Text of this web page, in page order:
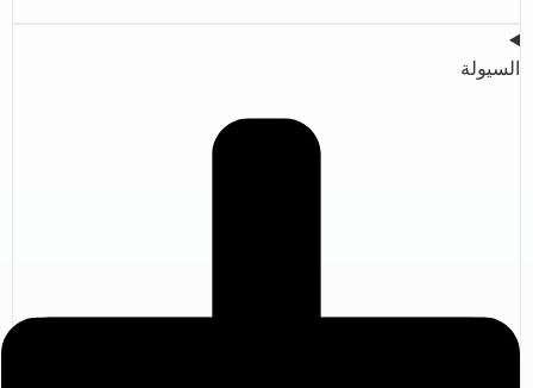
السيولة